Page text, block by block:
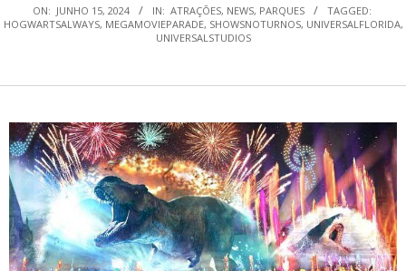
ON: JUNHO 15, 2024 IN: ATRAÇÕES, NEWS, PARQUES
TAGGED:
HOGWARTSALWAYS, MEGAMOVIEPARADE, SHOWSNOTURNOS, UNIVERSALFLORIDA,
UNIVERSALSTUDIOS